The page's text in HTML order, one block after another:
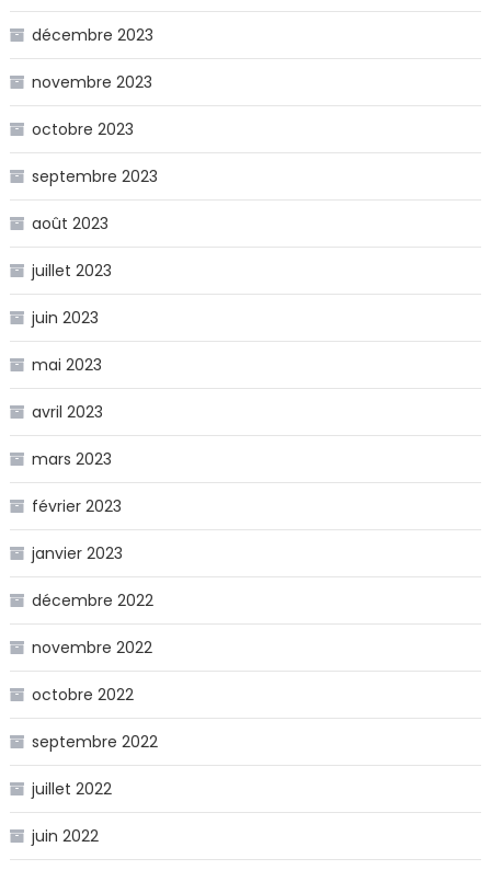
décembre 2023
novembre 2023
octobre 2023
septembre 2023
août 2023
juillet 2023
juin 2023
mai 2023
avril 2023
mars 2023
février 2023
janvier 2023
décembre 2022
novembre 2022
octobre 2022
septembre 2022
juillet 2022
juin 2022